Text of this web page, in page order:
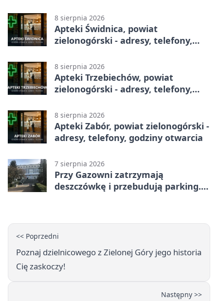
8 sierpnia 2026
Apteki Świdnica, powiat
zielonogórski - adresy, telefony,
8 sierpnia 2026
Apteki Trzebiechów, powiat
zielonogórski - adresy, telefony,
8 sierpnia 2026
Apteki Zabór, powiat zielonogórski -
adresy, telefony, godziny otwarcia
7 sierpnia 2026
Przy Gazowni zatrzymają
deszczówkę i przebudują parking.
<< Poprzedni
Poznaj dzielnicowego z Zielonej Góry jego historia
Cię zaskoczy!
Następny >>